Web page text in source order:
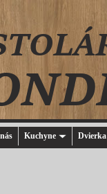
Kuchyne Dvierka